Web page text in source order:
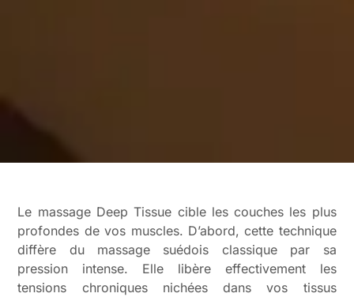
Le massage Deep Tissue cible les couches les plus
profondes de vos muscles. D’abord, cette technique
diffère du massage suédois classique par sa
pression intense. Elle libère effectivement les
tensions chroniques nichées dans vos tissus